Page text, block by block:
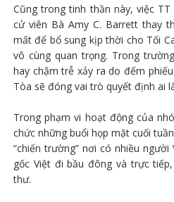
Cũng trong tinh thần này, việc
cử viên Bà Amy C. Barrett thay
mất để bổ sung kịp thời cho Tối
vô cùng quan trọng. Trong
hay chậm trễ xảy ra do đếm
Tòa sẽ đóng vai trò quyết định ai
Trong phạm vi hoạt động của
chức những buổi họp mặt cuối
“chiến trường” nơi có nhiều
gốc Việt đi bầu đông và trực
thư.